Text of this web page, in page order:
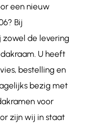
een nieuw
Bij
zowel de levering
U heeft
bestelling en
bezig met
voor
zijn wij in staat